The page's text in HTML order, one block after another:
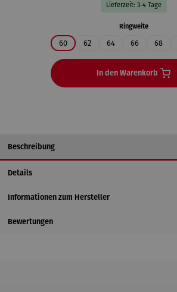
Lieferzeit: 3-4 Tage
Ringweiteauswählen
60 62 64 66 68
In den Warenkorb
Beschreibung
Details
Informationen zum Hersteller
Bewertungen